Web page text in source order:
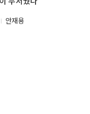
안재용